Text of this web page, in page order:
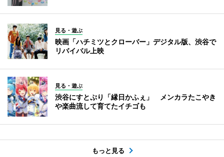
見る・遊ぶ
映画「ハチミツとクローバー」デジタル版、渋谷で
リバイバル上映
見る・遊ぶ
渋谷にすとぷり「縁日かふぇ」 メンカラたこやき
や楽曲流して育てたイチゴも
もっと見る